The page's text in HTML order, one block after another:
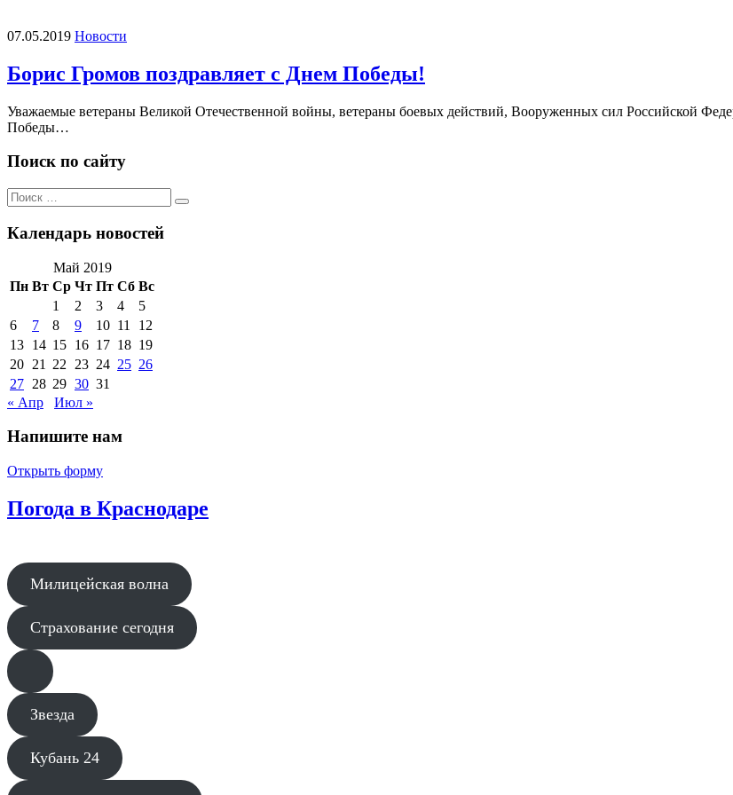
07.05.2019 Новости
Борис Громов поздравляет с Днем Победы!
Уважаемые ветераны Великой Отечественной войны, ветераны боевых действий, Вооруженных сил Российской
Победы…
Поиск по сайту
Поиск
по:
Поиск
Календарь новостей
Май 2019
Пн Вт Ср Чт Пт Сб Вс
1
2 3 4
5
6
7 8 9 10 11
12
13 14 15 16 17 18 19
20 21 22 23 24 25 26
27 28 29 30 31
« Апр
Июл »
Напишите нам
Открыть форму
Погода в Краснодаре
Милицейская волна
Страхование сегодня
Звезда
Кубань 24